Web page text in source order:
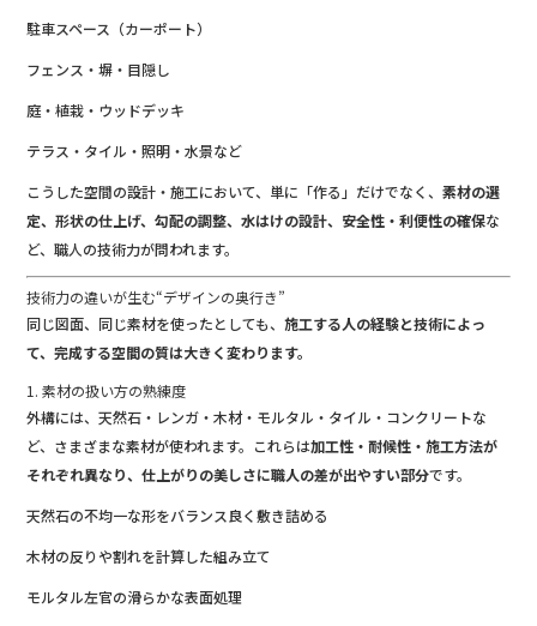
駐車スペース（カーポート）
フェンス・塀・目隠し
庭・植栽・ウッドデッキ
テラス・タイル・照明・水景など
こうした空間の設計・施工において、単に「作る」だけでなく、素材の選
定、形状の仕上げ、勾配の調整、水はけの設計、安全性・利便性の確保な
ど、職人の技術力が問われます。
技術力の違いが生む“デザインの奥行き”
同じ図面、同じ素材を使ったとしても、施工する人の経験と技術によっ
て、完成する空間の質は大きく変わります。
1. 素材の扱い方の熟練度
外構には、天然石・レンガ・木材・モルタル・タイル・コンクリートな
ど、さまざまな素材が使われます。これらは加工性・耐候性・施工方法が
それぞれ異なり、仕上がりの美しさに職人の差が出やすい部分です。
天然石の不均一な形をバランス良く敷き詰める
木材の反りや割れを計算した組み立て
モルタル左官の滑らかな表面処理